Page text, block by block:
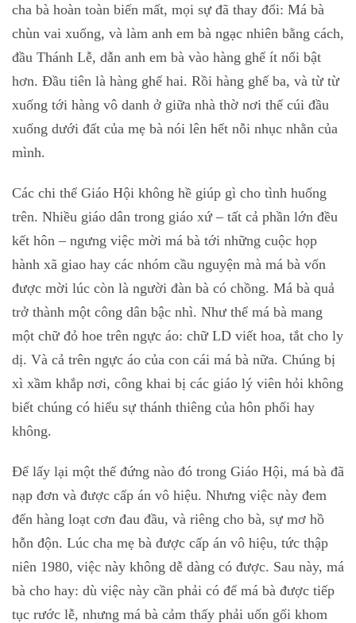
cha bà hoàn toàn biến mất, mọi sự đã thay đổi: Má bà
chùn vai xuống, và làm anh em bà ngạc nhiên bằng cách,
đầu Thánh Lễ, dẫn anh em bà vào hàng ghế ít nổi bật
hơn. Đầu tiên là hàng ghế hai. Rồi hàng ghế ba, và từ từ
xuống tới hàng vô danh ở giữa nhà thờ nơi thế cúi đầu
xuống dưới đất của mẹ bà nói lên hết nỗi nhục nhằn của
mình.
Các chi thể Giáo Hội không hề giúp gì cho tình huống
trên. Nhiều giáo dân trong giáo xứ – tất cả phần lớn đều
kết hôn – ngưng việc mời má bà tới những cuộc họp
hành xã giao hay các nhóm cầu nguyện mà má bà vốn
được mời lúc còn là người đàn bà có chồng. Má bà quả
trở thành một công dân bậc nhì. Như thể má bà mang
một chữ đỏ hoe trên ngực áo: chữ LD viết hoa, tắt cho ly
dị. Và cả trên ngực áo của con cái má bà nữa. Chúng bị
xì xầm khắp nơi, công khai bị các giáo lý viên hỏi không
biết chúng có hiểu sự thánh thiêng của hôn phối hay
không.
Để lấy lại một thế đứng nào đó trong Giáo Hội, má bà đã
nạp đơn và được cấp án vô hiệu. Nhưng việc này đem
đến hàng loạt cơn đau đầu, và riêng cho bà, sự mơ hồ
hỗn độn. Lúc cha mẹ bà được cấp án vô hiệu, tức thập
niên 1980, việc này không dễ dàng có được. Sau này, má
bà cho hay: dù việc này cần phải có để má bà được tiếp
tục rước lễ, nhưng má bà cảm thấy phải uốn gối khom